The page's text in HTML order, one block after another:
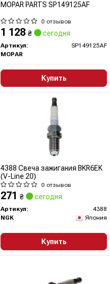
MOPAR PARTS SP149125AF
0 отзывов
1 128 ₴ сегодня
Артикул:
SP149125AF
MOPAR
Купить
4388 Свеча зажигания BKR6EK
(V-Line 20)
0 отзывов
271 ₴ сегодня
Артикул:
4388
NGK
Япония
Купить